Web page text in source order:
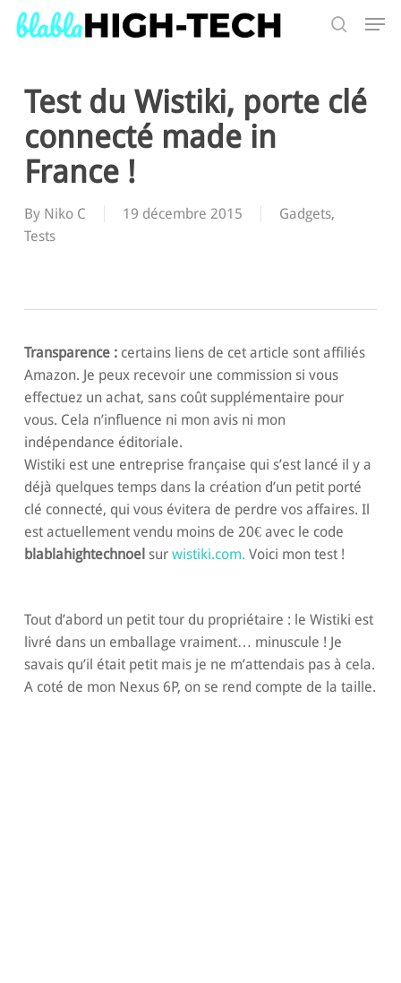
Skip
Test du Wistiki, porte clé
connecté made in
France !
By Niko C 19 décembre 2015 Gadgets,
Tests
Transparence :certains liens de cet article sont affiliés
Amazon. Je peux recevoir une commission si vous
effectuez un achat, sans coût supplémentaire pour
vous. Cela n’influence ni mon avis ni mon
indépendance éditoriale.
Wistiki est une entreprise française qui s’est lancé il y a
déjà quelques temps dans la création d’un petit porté
clé connecté, qui vous évitera de perdre vos affaires. Il
est actuellement vendu moins de 20€ avec le code
blablahightechnoel sur wistiki.com. Voici mon test !
Tout d’abord un petit tour du propriétaire : le Wistiki est
livré dans un emballage vraiment… minuscule ! Je
savais qu’il était petit mais je ne m’attendais pas à cela.
A coté de mon Nexus 6P, on se rend compte de la taille.